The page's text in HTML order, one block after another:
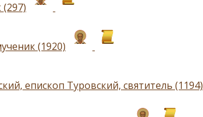
(1920)
епископ Туровский, святитель (1194)